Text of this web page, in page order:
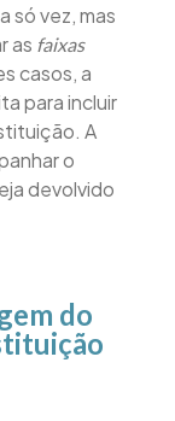
só vez, mas
as faixas
casos, a
para incluir
A
o
devolvido
do